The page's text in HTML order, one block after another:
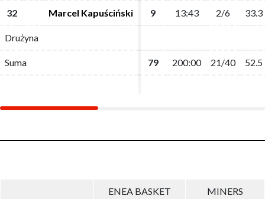
32 Marcel Kapuściński 9 13:43 2/6 33.3
Drużyna
Suma 79 200:00 21/40 52.5
32 Marcel Kapuściński 9 13:43 2/6 33.3
Drużyna
Suma 79 200:00 21/40 52.5
ENEA BASKET
MINERS